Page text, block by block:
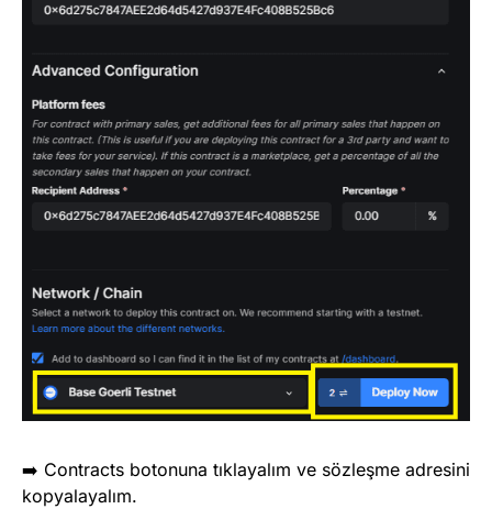
➡️ Contracts botonuna tıklayalım ve sözleşme adresini
kopyalayalım.